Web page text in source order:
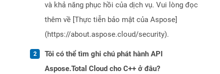
và khả năng phục hồi của dịch vụ. Vui lòng đọc
thêm về [Thực tiễn bảo mật của Aspose]
(https://about.aspose.cloud/security).
Tôi có thể tìm ghi chú phát hành API
Aspose.Total Cloud cho C++ ở đâu?